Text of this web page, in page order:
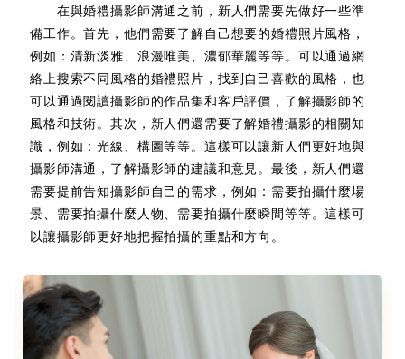
在與婚禮攝影師溝通之前，新人們需要先做好一些準
備工作。首先，他們需要了解自己想要的婚禮照片風格，
例如：清新淡雅、浪漫唯美、濃郁華麗等等。可以通過網
絡上搜索不同風格的婚禮照片，找到自己喜歡的風格，也
可以通過閱讀攝影師的作品集和客戶評價，了解攝影師的
風格和技術。其次，新人們還需要了解婚禮攝影的相關知
識，例如：光線、構圖等等。這樣可以讓新人們更好地與
攝影師溝通，了解攝影師的建議和意見。最後，新人們還
需要提前告知攝影師自己的需求，例如：需要拍攝什麼場
景、需要拍攝什麼人物、需要拍攝什麼瞬間等等。這樣可
以讓攝影師更好地把握拍攝的重點和方向。